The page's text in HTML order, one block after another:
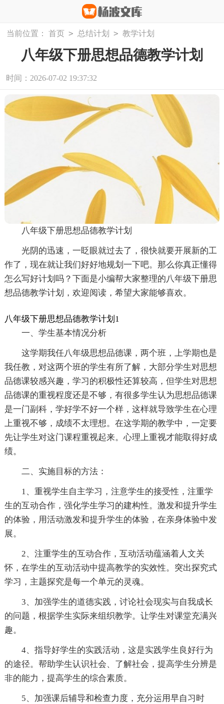
当前位置： 首页 > 总结计划 > 教学计划
八年级下册思想品德教学计划
时间：2026-07-02 19:37:32
八年级下册思想品德教学计划
光阴的迅速，一眨眼就过去了，很快就要开展新的工
作了，现在就让我们好好地规划一下吧。那么你真正懂得
怎么写好计划吗？下面是小编帮大家整理的八年级下册思
想品德教学计划，欢迎阅读，希望大家能够喜欢。
八年级下册思想品德教学计划1
一、学生基本情况分析
这学期我任八年级思想品德课，两个班，上学期也是
我任教，对这两个班的学生有所了解，大部分学生对思想
品德课较感兴趣，学习的积极性还算较高，但学生对思想
品德课的重视程度还是不够，有很多学生认为思想品德课
是一门副科，学好学不好一个样，这样就导致学生在心理
上重视不够，成绩不太理想。在这学期的教学中，一定要
先让学生对这门课程重视起来。心理上重视才能取得好成
绩。
二、实施目标的方法：
1、重视学生自主学习，注意学生的接受性，注重学
生的互动合作，强化学生学习的建构性。激发和提升学生
的体验，用活动激发和提升学生的体验，在亲身体验中发
展。
2、注重学生的互动合作，互动活动蕴涵着人文关
怀，在学生的互动活动中提高教学的实效性。突出探究式
学习，主题探究是每一个单元的灵魂。
3、加强学生的道德实践，讨论社会现实与自我成长
的问题，根据学生实际来组织教学。让学生对课堂充满兴
趣。
4、指导好学生的实践活动，这是实践学生良好行为
的途径。帮助学生认识社会、了解社会，提高学生分辨是
非的能力，提高学生的综合素质。
5、加强课后辅导和检查力度，充分运用早自习时